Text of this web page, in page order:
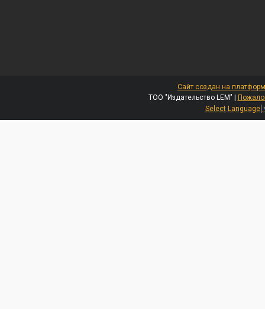
Сайт создан на
ТОО "Издательство LEM" |
Select Language